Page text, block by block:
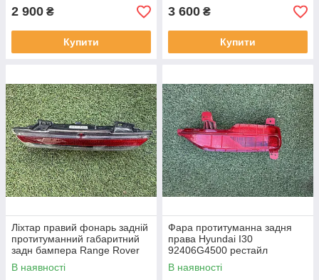
2 900 ₴
Купити
3 600 ₴
Купити
Ліхтар правий фонарь задній
протитуманний габаритний
задн бампера Range Rover
L460 від2021-рр, LR152295
оригінал повністю робо
В наявності
Фара протитуманна задня
права Hyundai I30
92406G4500 рестайл
від2020-рр оригінал бв
відсутнє одне кріплення
В наявності